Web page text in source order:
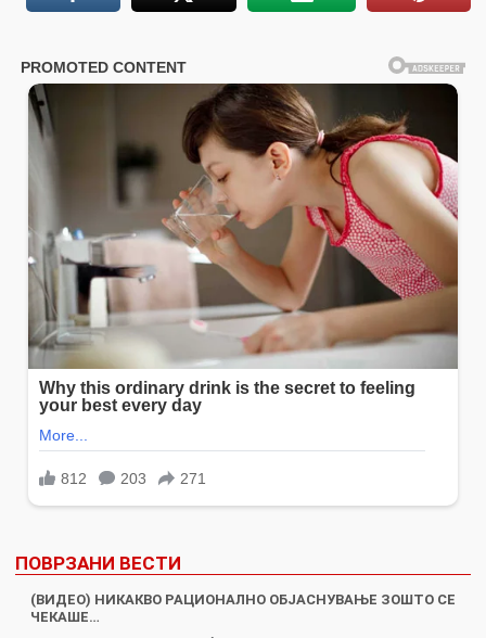
ПОВРЗАНИ ВЕСТИ
(ВИДЕО) НИКАКВО РАЦИОНАЛНО ОБЈАСНУВАЊЕ ЗОШТО СЕ
ЧЕКАШЕ…